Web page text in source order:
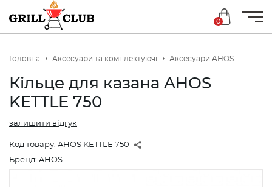
0
Головна Аксесуари та комплектуючі Аксесуари AHOS
Кільце для казана AHOS
KETTLE 750
Код товару: AHOS KETTLE 750
залишити відгук
Бренд: AHOS